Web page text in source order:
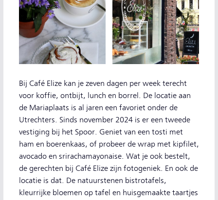
Bij Café Elize kan je zeven dagen per week terecht
voor koffie, ontbijt, lunch en borrel. De locatie aan
de Mariaplaats is al jaren een favoriet onder de
Utrechters. Sinds november 2024 is er een tweede
vestiging bij het Spoor. Geniet van een tosti met
ham en boerenkaas, of probeer de wrap met kipfilet,
avocado en srirachamayonaise. Wat je ook bestelt,
de gerechten bij Café Elize zijn fotogeniek. En ook de
locatie is dat. De natuurstenen bistrotafels,
kleurrijke bloemen op tafel en huisgemaakte taartjes